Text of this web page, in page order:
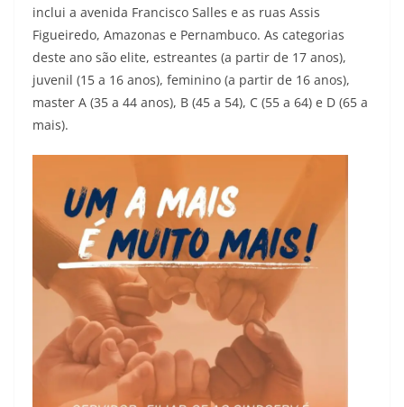
inclui a avenida Francisco Salles e as ruas Assis
Figueiredo, Amazonas e Pernambuco. As categorias
deste ano são elite, estreantes (a partir de 17 anos),
juvenil (15 a 16 anos), feminino (a partir de 16 anos),
master A (35 a 44 anos), B (45 a 54), C (55 a 64) e D (65 a
mais).